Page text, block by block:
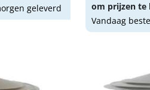
geleverd
om prijzen te
Vandaag